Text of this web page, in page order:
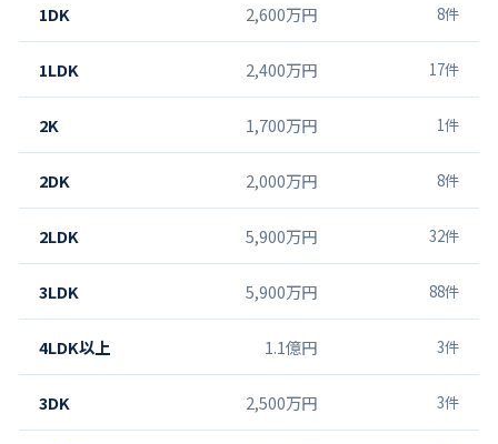
1DK 2,600万円 8件
1LDK 2,400万円 17件
2K 1,700万円 1件
2DK 2,000万円 8件
2LDK 5,900万円 32件
3LDK 5,900万円 88件
4LDK以上 1.1億円 3件
3DK 2,500万円 3件